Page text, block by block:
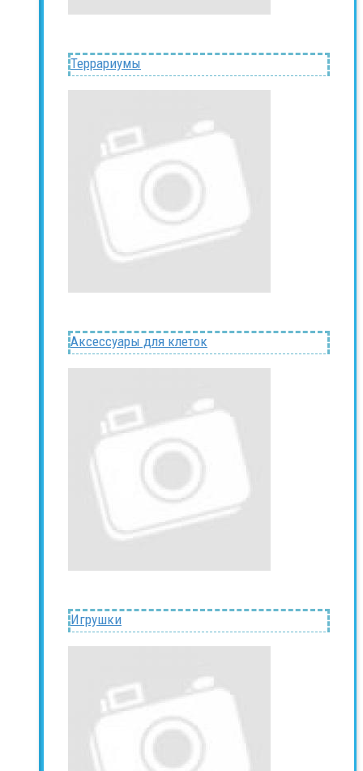
Террариумы
Аксессуары для клеток
Игрушки